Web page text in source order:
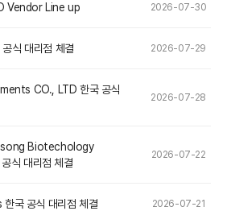
Vendor Line up 2026-07-30
식 대리점 체결 2026-07-29
CO., LTD 한국 공식
2026-07-28
Biotechology
식 대리점 체결
2026-07-22
국 공식 대리점 체결 2026-07-21